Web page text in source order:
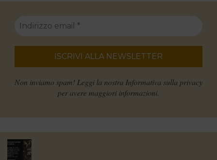
Non inviamo spam! Leggi la nostra Informativa sulla privacy
per avere maggiori informazioni.